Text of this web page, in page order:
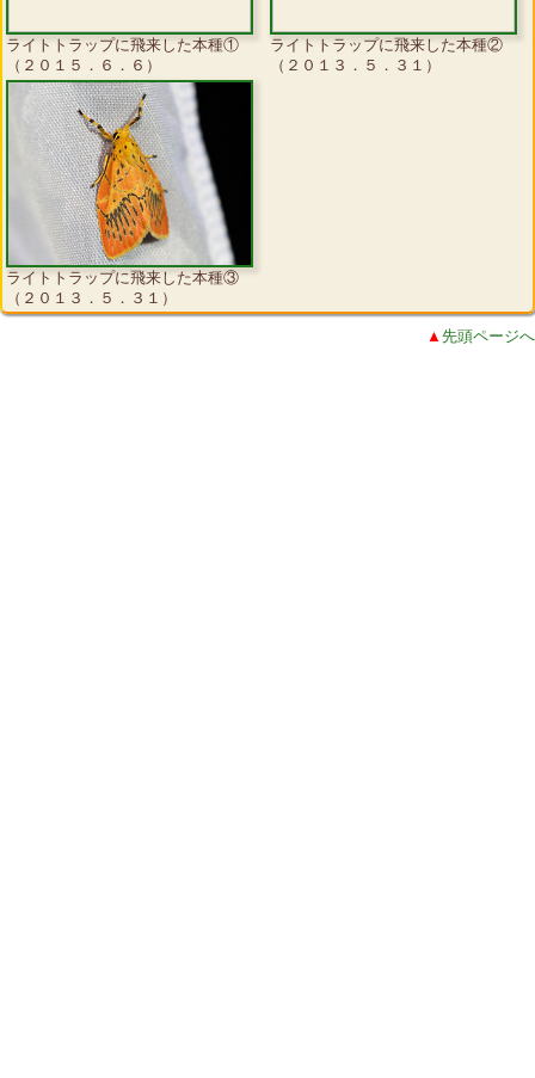
ライトトラップに飛来した本種①
（２０１５．６．６）
ライトトラップに飛来した本種②
（２０１３．５．３１）
ライトトラップに飛来した本種③
（２０１３．５．３１）
▲ 先頭ページへ